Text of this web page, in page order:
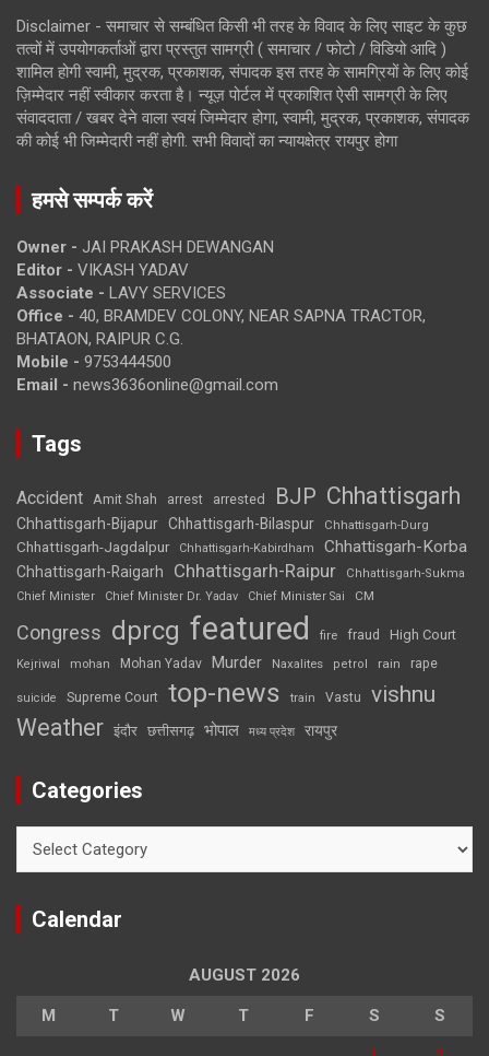
Disclaimer - समाचार से सम्बंधित किसी भी तरह के विवाद के लिए साइट के कुछ
तत्वों में उपयोगकर्ताओं द्वारा प्रस्तुत सामग्री ( समाचार / फोटो / विडियो आदि )
शामिल होगी स्वामी, मुद्रक, प्रकाशक, संपादक इस तरह के सामग्रियों के लिए कोई
ज़िम्मेदार नहीं स्वीकार करता है। न्यूज़ पोर्टल में प्रकाशित ऐसी सामग्री के लिए
संवाददाता / खबर देने वाला स्वयं जिम्मेदार होगा, स्वामी, मुद्रक, प्रकाशक, संपादक
की कोई भी जिम्मेदारी नहीं होगी. सभी विवादों का न्यायक्षेत्र रायपुर होगा
हमसे सम्पर्क करें
Owner - JAI PRAKASH DEWANGAN
Editor - VIKASH YADAV
Associate - LAVY SERVICES
Office - 40, BRAMDEV COLONY, NEAR SAPNA TRACTOR,
BHATAON, RAIPUR C.G.
Mobile - 9753444500
Email - news3636online@gmail.com
Tags
Accident Amit Shah arrest arrested BJP Chhattisgarh
Chhattisgarh-Bijapur Chhattisgarh-Bilaspur Chhattisgarh-Durg
Chhattisgarh-Jagdalpur Chhattisgarh-Kabirdham Chhattisgarh-Korba
Chhattisgarh-Raigarh Chhattisgarh-Raipur
Chhattisgarh-Sukma
Chief Minister
Chief Minister Dr. Yadav Chief Minister Sai CM
Congress dprcg featured fire fraud High Court
Kejriwal mohan Mohan Yadav Murder Naxalites petrol rain rape
suicide Supreme Court top-news train Vastu vishnu
Weather इंदौर छत्तीसगढ़ भोपाल मध्य प्रदेश रायपुर
Categories
Calendar
AUGUST 2026
M T W T F S S